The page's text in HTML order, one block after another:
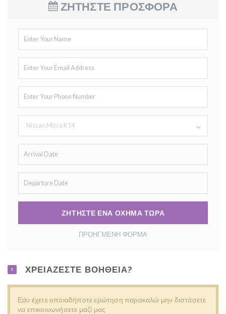
ΖΗΤΗΣΤΕ ΠΡΟΣΦΟΡΑ
Nissan Micra K14
ΖΗΤΗΣΤΕ ΕΝΑ ΟΧΗΜΑ ΤΩΡΑ
ΠΡΟΗΓΜΕΝΗ ΦΟΡΜΑ
ΧΡΕΙΑΖΕΣΤΕ ΒΟΗΘΕΙΑ?
Εάν έχετε οποιαδήποτε ερώτηση παρακαλώ μην διστάσετε
να επικοινωνήσετε μαζί μας